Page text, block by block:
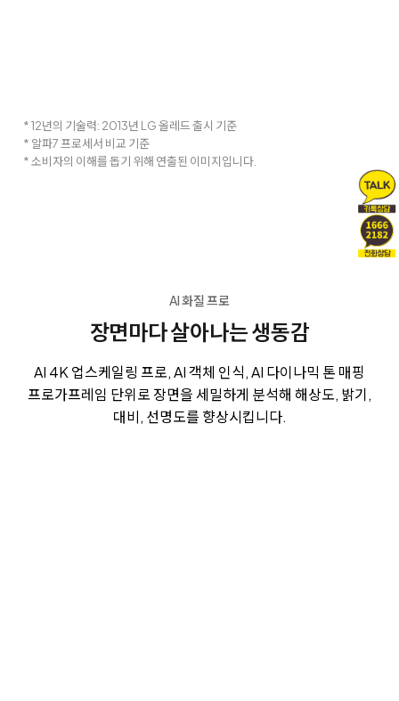
* 12년의 기술력: 2013년 LG 올레드 출시 기준
* 알파7 프로세서 비교 기준
* 소비자의 이해를 돕기 위해 연출된 이미지입니다.
AI 화질 프로
장면마다 살아나는 생동감
AI 4K 업스케일링 프로, AI 객체 인식, AI 다이나믹 톤 매핑
프로가프레임 단위로 장면을 세밀하게 분석해 해상도, 밝기,
대비, 선명도를 향상시킵니다.